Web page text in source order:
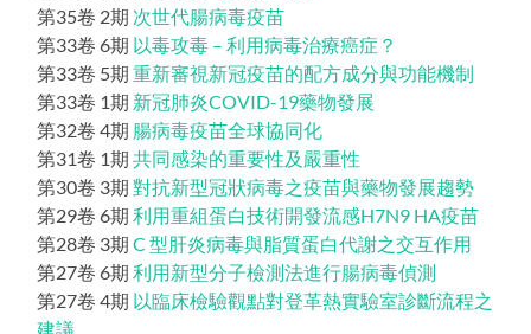
第35卷 2期 次世代腸病毒疫苗
第33卷 6期 以毒攻毒 – 利用病毒治療癌症？
第33卷 5期重新審視新冠疫苗的配方成分與功能機制
第33卷 1期 新冠肺炎COVID-19藥物發展
第32卷 4期 腸病毒疫苗全球協同化
第31卷 1期共同感染的重要性及嚴重性
第30卷 3期對抗新型冠狀病毒之疫苗與藥物發展趨勢
第29卷 6期利用重組蛋白技術開發流感H7N9 HA疫苗
第28卷 3期C 型肝炎病毒與脂質蛋白代謝之交互作用
第27卷 6期利用新型分子檢測法進行腸病毒偵測
第27卷 4期 以臨床檢驗觀點對登革熱實驗室診斷流程之
建議